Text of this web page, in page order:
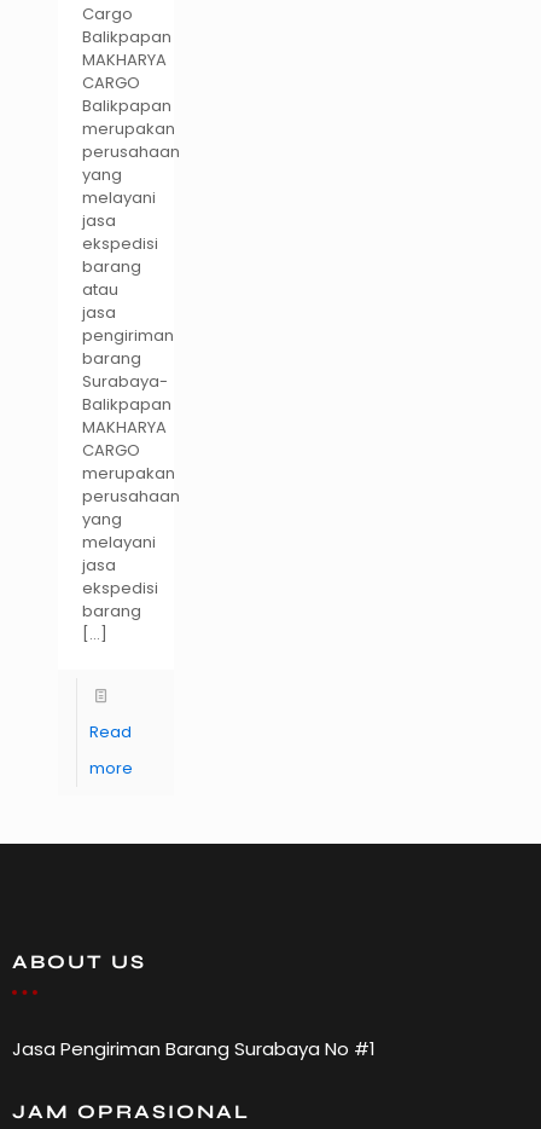
Cargo
Balikpapan
MAKHARYA
CARGO
Balikpapan
merupakan
perusahaan
yang
melayani
jasa
ekspedisi
barang
atau
jasa
pengiriman
barang
Surabaya-
Balikpapan
MAKHARYA
CARGO
merupakan
perusahaan
yang
melayani
jasa
ekspedisi
barang
[…]
Read
more
ABOUT US
Jasa Pengiriman Barang Surabaya No #1
JAM OPRASIONAL